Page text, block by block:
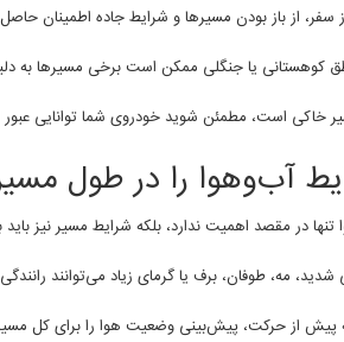
از باز بودن مسیرها و شرایط جاده اطمینان
کوهستانی یا جنگلی ممکن است برخی مسیرها به
خاکی است، مطمئن شوید خودروی شما توانایی عبور
آب‌وهوا را در طول
تنها در مقصد اهمیت ندارد، بلکه شرایط مسیر نیز
شدید، مه، طوفان، برف یا گرمای زیاد می‌توانند
از حرکت، پیش‌بینی وضعیت هوا را برای کل